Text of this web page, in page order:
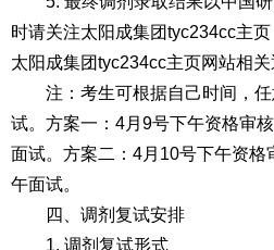
时请关注太阳成集团tyc234cc主
太阳成集团tyc234cc主页网站相关
注：考生可根据自己时间，
试。方案一：4月9号下午资格审
面试。方案二：4月10号下午资
午面试。
四、调剂复试安排
1. 调剂复试形式